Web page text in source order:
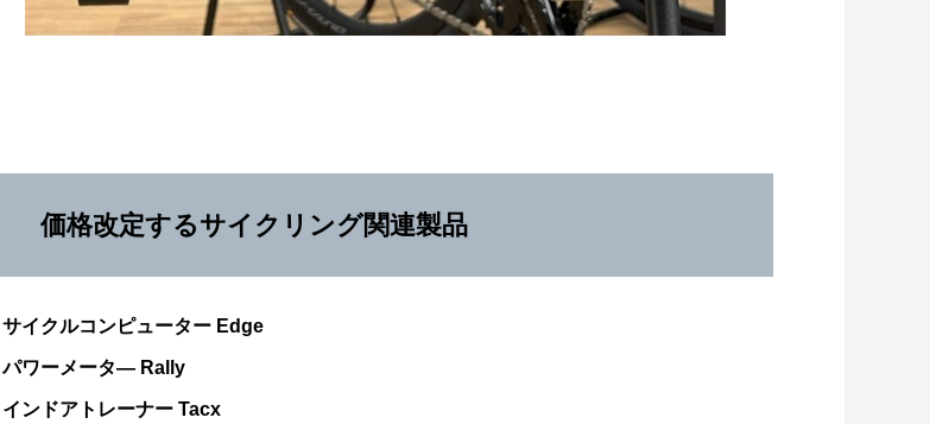
価格改定するサイクリング関連製品
サイクルコンピューター Edge
パワーメータ― Rally
インドアトレーナー Tacx